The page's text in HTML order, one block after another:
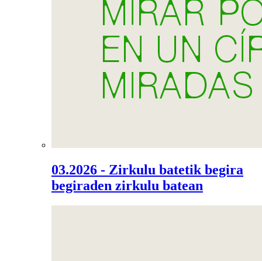
03.2026 - Zirkulu batetik begira
begiraden zirkulu batean